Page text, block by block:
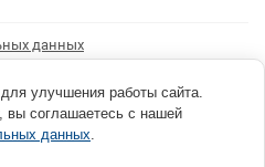
данных
г. Томск, ул. Шевченко, 44 ст. 46, (3822) 52-34-
ИНН 701700002741
улучшения работы сайта.
вы соглашаетесь с нашей
данных.